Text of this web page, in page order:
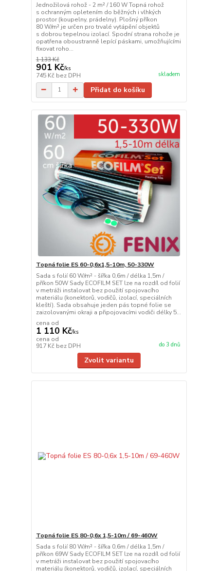
Jednožilová rohož - 2 m² / 160 W Topná rohož
s ochranným opletením do běžných i vlhkých
prostor (koupelny, prádelny). Plošný příkon
80 W/m² je určen pro trvalé vytápění objektů
s dobrou tepelnou izolací. Spodní strana rohože je
opatřena oboustranně lepící páskami, umožňujícími
fixovat roho...
1 133 Kč
901 Kč/ks
745 Kč bez DPH skladem
Přidat do košíku
Topná folie ES 60-0,6x1,5-10m, 50-330W
Sada s folií 60 W/m² - šířka 0,6m / délka 1,5m /
příkon 50W Sady ECOFILM SET lze na rozdíl od folií
v metráži instalovat bez použití spojovacího
materiálu (konektorů, vodičů, izolací, speciálních
kleští). Sada obsahuje jeden pás topné folie se
zaizolovanými okraji a připojovacími vodiči délky 5...
cena od
1 110 Kč/ks
cena od
917 Kč bez DPH do 3 dnů
Zvolit variantu
Topná folie ES 80-0,6x 1,5-10m / 69-460W
Sada s folií 80 W/m² - šířka 0,6m / délka 1,5m /
příkon 69W Sady ECOFILM SET lze na rozdíl od folií
v metráži instalovat bez použití spojovacího
materiálu (konektorů, vodičů, izolací, speciálních